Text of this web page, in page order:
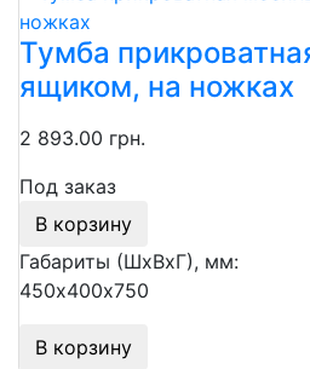
Тумба
ящиком, на ножках
2 893.00 грн.
Под заказ
В корзину
Габариты (ШхВхГ), мм:
450х400х750
В корзину